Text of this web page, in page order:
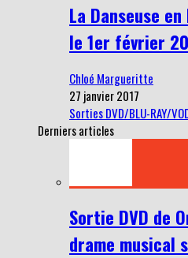
La Danseuse
le 1er février
Chloé Margueritte
27 janvier 2017
Sorties DVD/BLU-RAY/
Derniers articles
Sortie DVD de
drame musical